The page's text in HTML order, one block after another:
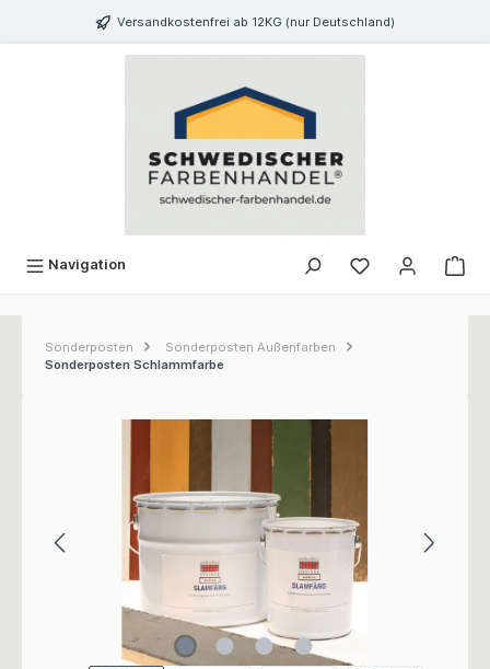
springen Versandkostenfrei ab 12KG (nur Deutschland)
Navigation
Sonderposten
Sonderposten Außenfarben
Sonderposten Schlammfarbe